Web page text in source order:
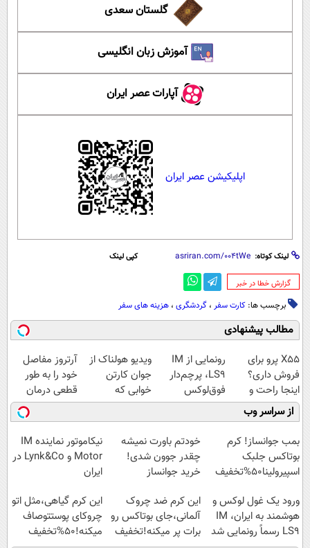
گلستان سعدی
آموزش زبان انگلیسی
آپارات عصر ایران
اپلیکیشن عصر ایران
لینک کوتاه: کپی لینک
‌گزارش خطا در خبر
برچسب ها: کارت سفر ، گردشگری ، هزینه های سفر
مطالب پیشنهادی
X55 پرو برای
فروش داری؟
اینجا راحت و
سریع بفروشش
رونمایی از IM
LS9، پرچم‌دار
فوق‌لوکس
EREV وارد بازار
ایران شد
ویدیو هولناک از
جوان کارتن
خوابی که
میلیاردر شد.
آموزش رایگان
آرتروز مفاصل
خود را به طور
قطعی درمان
کنید!
◗پرسش‌نامه◖
از سراسر وب
بمب جوانساز! کرم
بوتاکس جلبک
اسپیرولینا50%تخفیف
خودتم باورت نمیشه
چقدر جوون شدی!
خرید جوانساز
ویژه
نیکاموتور نماینده IM
Motor و Lynk&Co در
ایران
ورود یک غول لوکس و
هوشمند به ایران، IM
LS9 رسماً رونمایی شد
این کرم ضد چروک
آلمانی،جای بوتاکس رو
برات پر میکنه!تخفیف
این کرم گیاهی،مثل اتو
چروکای پوستتوصاف
میکنه!50%تخفیف